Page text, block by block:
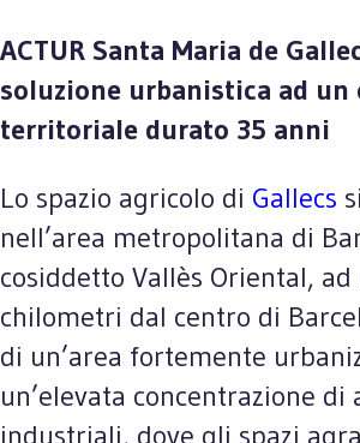
ACTUR Santa Maria de
soluzione urbanistica ad
territoriale durato 35 anni
Lo spazio agricolo di Gallecs
nell’area metropolitana di
cosiddetto Vallès Oriental,
chilometri dal centro di
di un’area fortemente
un’elevata concentrazione di
industriali, dove gli spazi